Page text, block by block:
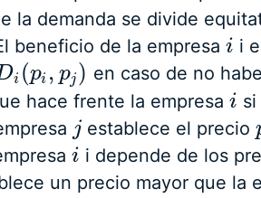
la demanda se divide
beneficio de la empresa i
i i
i (pi , pj)
j) en caso de no
hace frente la empresa i
i
j
j establece el precio
i
i i depende de los
un precio mayor que la